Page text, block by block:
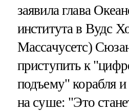
заявила глава
института в Вудс
Массачусетс)
приступить к
подъему" корабля
на суше: "Это